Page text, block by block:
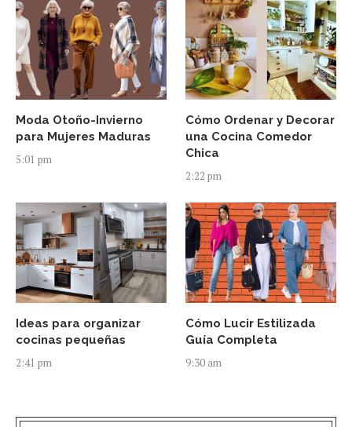
Moda Otoño-Invierno
para Mujeres Maduras
5:01 pm
Cómo Ordenar y Decorar
una Cocina Comedor
Chica
2:22 pm
Ideas para organizar
cocinas pequeñas
2:41 pm
Cómo Lucir Estilizada
Guía Completa
9:30 am